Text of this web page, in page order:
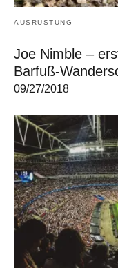
AUSRÜSTUNG
Joe Nimble –
Barfuß-
09/27/2018